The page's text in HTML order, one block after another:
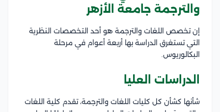
والترجمة جامعة الأزهر
إن تخصص اللغات والترجمة هو أحد التخصصات النظرية
التي تستغرق الدراسة بها أربعة أعوام في مرحلة
البكالوريوس.
الدراسات العليا
شأنها كشأن كل كليات اللغات والترجمة، تقدم كلية اللغات